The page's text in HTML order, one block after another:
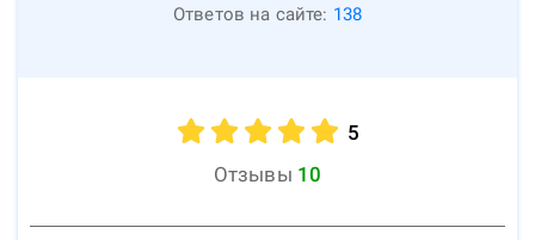
Ответов на сайте: 138
5
Отзывы 10